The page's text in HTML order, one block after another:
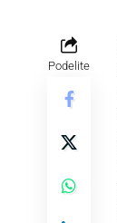
Podelite